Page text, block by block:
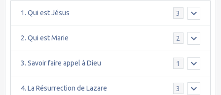
1. Qui est Jésus 3
2. Qui est Marie 2
3. Savoir faire appel à Dieu 1
4. La Résurrection de Lazare 3